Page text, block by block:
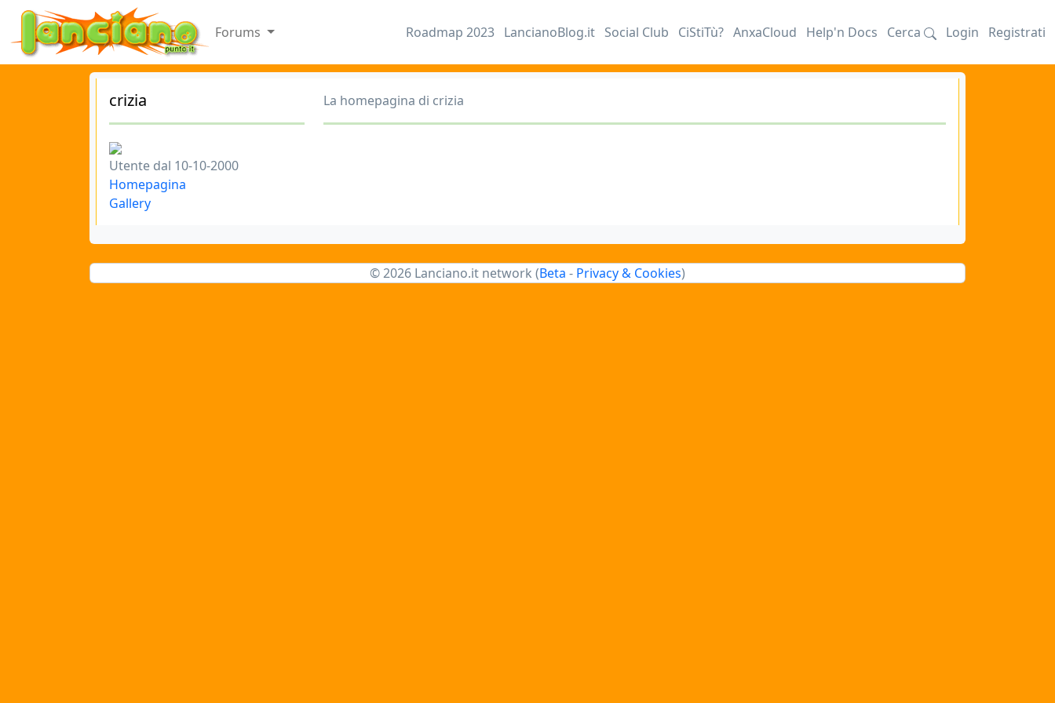
Forums Roadmap 2023 LancianoBlog.it Social Club CiStiTù? AnxaCloud Help'n Docs Cerca Login Registrati
crizia
Utente dal 10-10-2000
Homepagina
Gallery
La homepagina di crizia
© 2026 Lanciano.it network (Beta - Privacy & Cookies)